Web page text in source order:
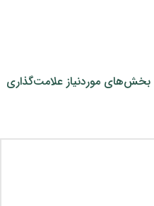
بخش‌های موردنیاز علامت‌گذاری